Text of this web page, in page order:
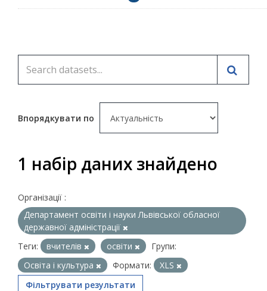
Впорядкувати по
1 набір даних знайдено
Організації :
Департамент освіти і науки Львівської обласної
державної адміністрації
Теги:
вчителів освіти
Групи:
Освіта і культура
Формати:
XLS
Фільтрувати результати